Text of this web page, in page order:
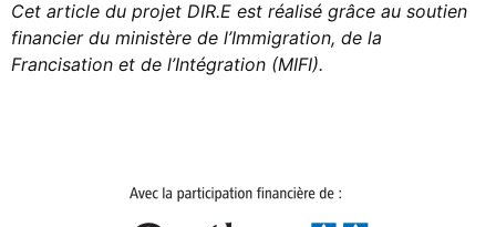
Cet article du projet DIR.E est réalisé grâce au soutien
financier du ministère de l’Immigration, de la
Francisation et de l’Intégration (MIFI).